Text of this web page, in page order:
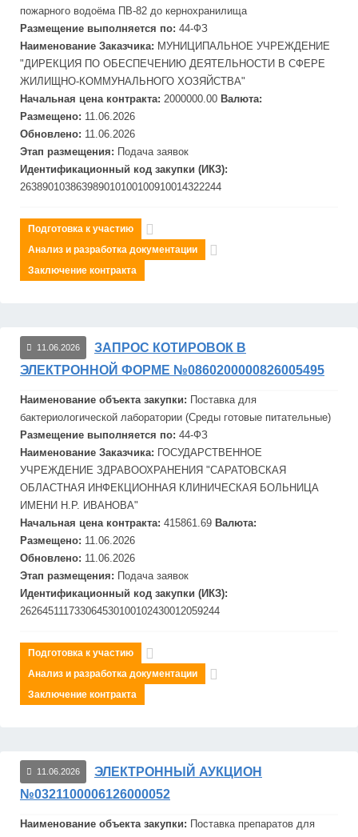
пожарного водоёма ПВ-82 до кернохранилища
Размещение выполняется по: 44-ФЗ
Наименование Заказчика: МУНИЦИПАЛЬНОЕ УЧРЕЖДЕНИЕ
"ДИРЕКЦИЯ ПО ОБЕСПЕЧЕНИЮ ДЕЯТЕЛЬНОСТИ В СФЕРЕ
ЖИЛИЩНО-КОММУНАЛЬНОГО ХОЗЯЙСТВА"
Начальная цена контракта: 2000000.00 Валюта:
Размещено: 11.06.2026
Обновлено: 11.06.2026
Этап размещения: Подача заявок
Идентификационный код закупки (ИКЗ):
263890103863989010100100910014322244
Подготовка к участию
Анализ и разработка документации
Заключение контракта
11.06.2026
ЗАПРОС КОТИРОВОК В
ЭЛЕКТРОННОЙ ФОРМЕ №0860200000826005495
Наименование объекта закупки: Поставка для
бактериологической лаборатории (Среды готовые питательные)
Размещение выполняется по: 44-ФЗ
Наименование Заказчика: ГОСУДАРСТВЕННОЕ
УЧРЕЖДЕНИЕ ЗДРАВООХРАНЕНИЯ "САРАТОВСКАЯ
ОБЛАСТНАЯ ИНФЕКЦИОННАЯ КЛИНИЧЕСКАЯ БОЛЬНИЦА
ИМЕНИ Н.Р. ИВАНОВА"
Начальная цена контракта: 415861.69 Валюта:
Размещено: 11.06.2026
Обновлено: 11.06.2026
Этап размещения: Подача заявок
Идентификационный код закупки (ИКЗ):
262645111733064530100102430012059244
Подготовка к участию
Анализ и разработка документации
Заключение контракта
11.06.2026
ЭЛЕКТРОННЫЙ АУКЦИОН
№0321100006126000052
Наименование объекта закупки: Поставка препаратов для